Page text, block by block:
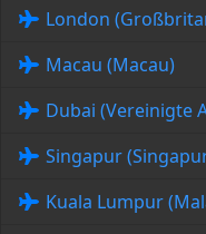
London
Macau (Macau)
Dubai (Vereinigte
Singapur
Kuala Lumpur